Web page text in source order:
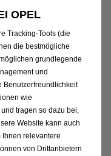
updaten
OPEL
Tracking-Tools (die
die bestmögliche
grundlegende
und
Benutzerfreundlichkeit
wie
tragen so dazu bei,
Website kann auch
Ihnen relevantere
von Drittanbietern